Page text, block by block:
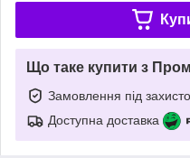
Що таке купити з
Замовлення під
Доступна доставка